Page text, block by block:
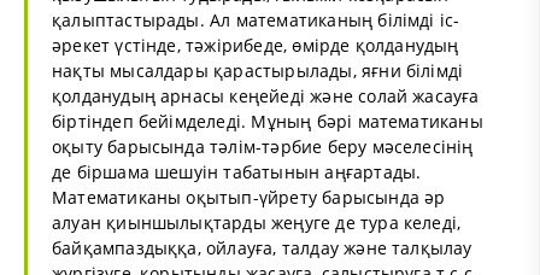
қалыптастырады. Ал математиканың білімді іс-
әрекет үстінде, тәжірибеде, өмірде қолданудың
нақты мысалдары қарастырылады, яғни білімді
қолданудың арнасы кеңейеді және солай жасауға
біртіндеп бейімделеді. Мұның бәрі математиканы
оқыту барысында тәлім-тәрбие беру мәселесінің
де біршама шешуін табатынын аңғартады.
Математиканы оқытып-үйрету барысында әр
алуан қиыншылықтарды жеңуге де тура келеді,
байқампаздыққа, ойлауға, талдау және талқылау